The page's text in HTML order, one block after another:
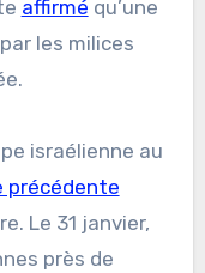
affirmé qu’une
les milices
israélienne au
précédente
Le 31 janvier,
près de